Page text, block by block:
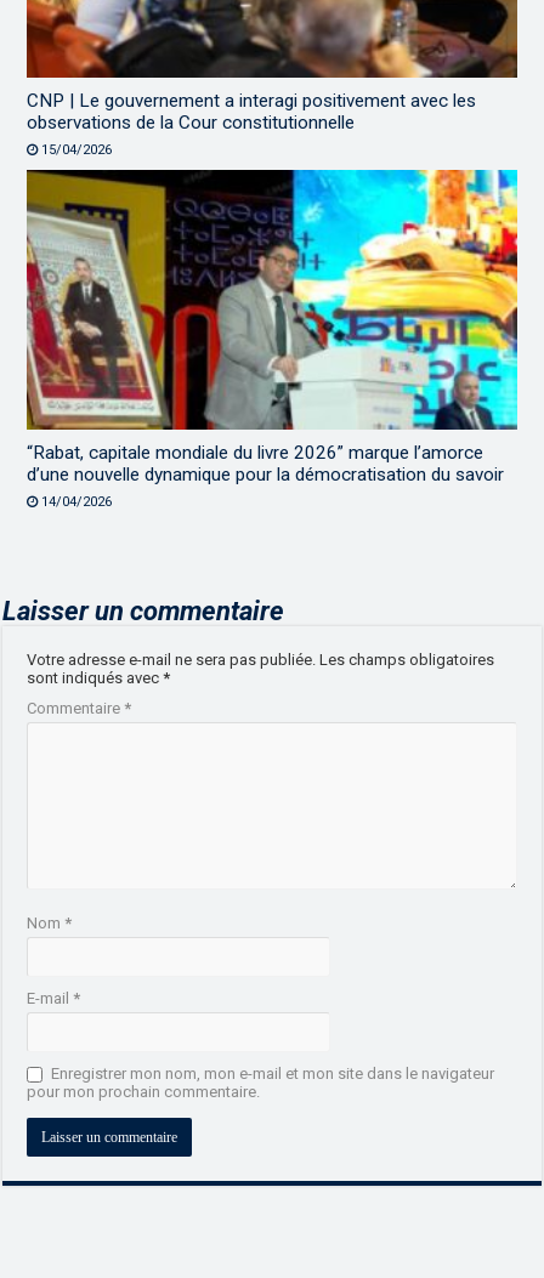
CNP | Le gouvernement a interagi positivement avec les
observations de la Cour constitutionnelle
15/04/2026
“Rabat, capitale mondiale du livre 2026” marque l’amorce
d’une nouvelle dynamique pour la démocratisation du savoir
14/04/2026
Laisser un commentaire
Votre adresse e-mail ne sera pas publiée. Les champs obligatoires
sont indiqués avec*
Commentaire*
Nom*
E-mail*
Enregistrer mon nom, mon e-mail et mon site dans le navigateur
pour mon prochain commentaire.